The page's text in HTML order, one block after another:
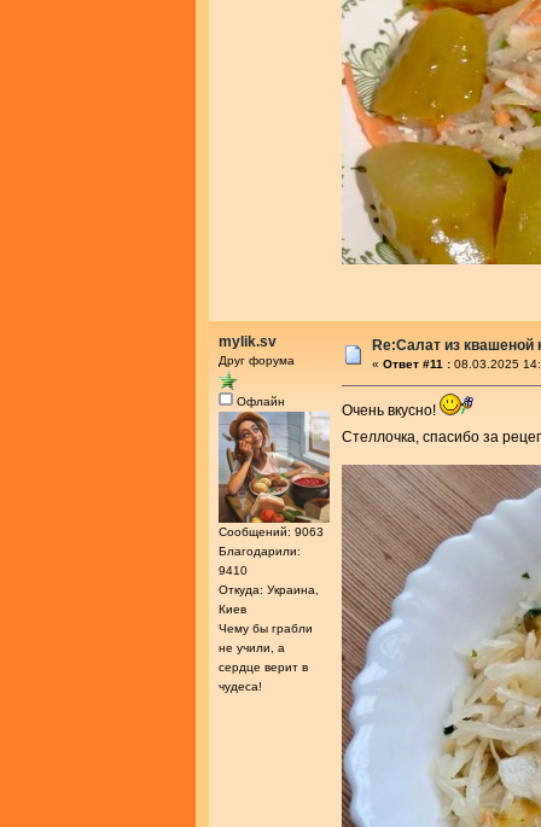
mylik.sv
Друг форума
Офлайн
Сообщений: 9063
Благодарили:
9410
Откуда: Украина,
Киев
Чему бы грабли
не учили, а
сердце верит в
чудеса!
Re:Салат из
« Ответ #11 : 08.03.2025
Очень вкусно!
Стеллочка, спасибо за